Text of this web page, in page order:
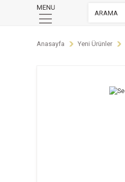
Anasayfa Yeni Ürünler